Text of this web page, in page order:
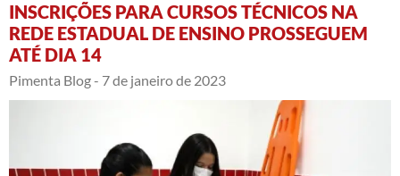
INSCRIÇÕES PARA CURSOS TÉCNICOS NA
REDE ESTADUAL DE ENSINO PROSSEGUEM
ATÉ DIA 14
Pimenta Blog - 7 de janeiro de 2023